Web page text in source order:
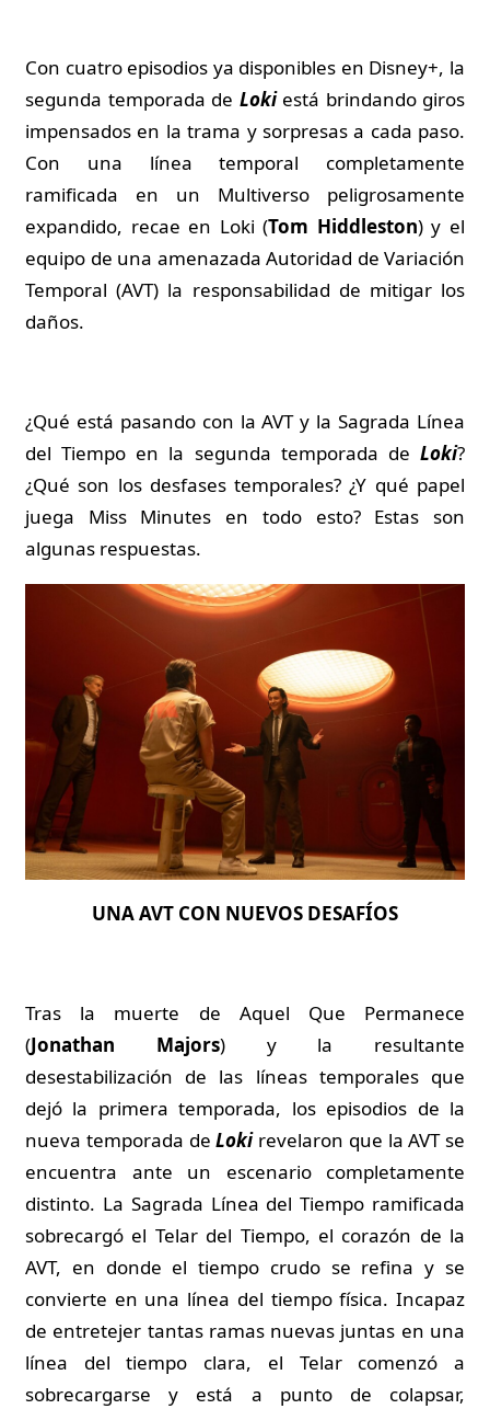
Con cuatro episodios ya disponibles en Disney+, la
segunda temporada de Loki está brindando giros
impensados en la trama y sorpresas a cada paso.
Con una línea temporal completamente
ramificada en un Multiverso peligrosamente
expandido, recae en Loki (Tom Hiddleston) y el
equipo de una amenazada Autoridad de Variación
Temporal (AVT) la responsabilidad de mitigar los
daños.
¿Qué está pasando con la AVT y la Sagrada Línea
del Tiempo en la segunda temporada de Loki?
¿Qué son los desfases temporales? ¿Y qué papel
juega Miss Minutes en todo esto? Estas son
algunas respuestas.
UNA AVT CON NUEVOS DESAFÍOS
Tras la muerte de Aquel Que Permanece
(Jonathan Majors) y la resultante
desestabilización de las líneas temporales que
dejó la primera temporada, los episodios de la
nueva temporada deLokirevelaron que la AVT se
encuentra ante un escenario completamente
distinto. La Sagrada Línea del Tiempo ramificada
sobrecargó el Telar del Tiempo, el corazón de la
AVT, en donde el tiempo crudo se refina y se
convierte en una línea del tiempo física. Incapaz
de entretejer tantas ramas nuevas juntas en una
línea del tiempo clara, el Telar comenzó a
sobrecargarse y está a punto de colapsar,